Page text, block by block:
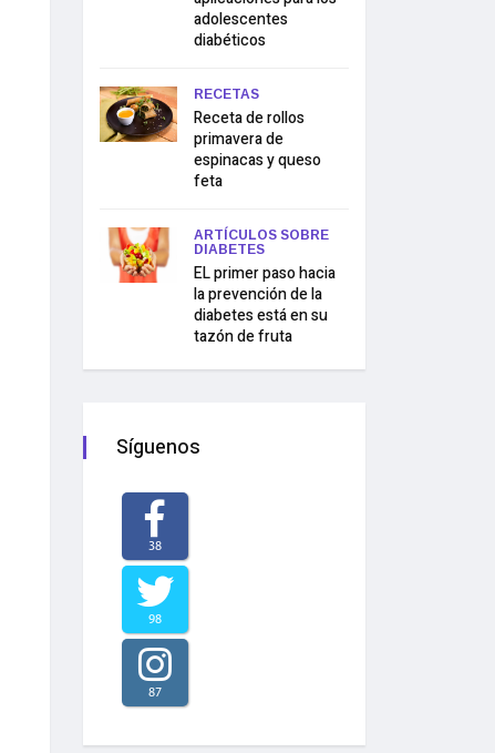
adolescentes
diabéticos
RECETAS
Receta de rollos
primavera de
espinacas y queso
feta
ARTÍCULOS SOBRE
DIABETES
EL primer paso hacia
la prevención de la
diabetes está en su
tazón de fruta
Síguenos
38
98
87